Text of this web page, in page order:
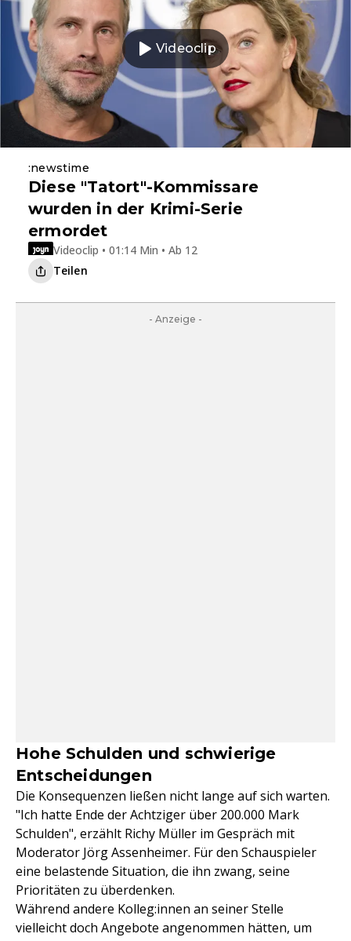
Videoclip
:newstime
Diese "Tatort"-Kommissare
wurden in der Krimi-Serie
ermordet
Videoclip • 01:14 Min • Ab 12
Teilen
- Anzeige -
Hohe Schulden und schwierige
Entscheidungen
Die Konsequenzen ließen nicht lange auf sich warten.
"Ich hatte Ende der Achtziger über 200.000 Mark
Schulden", erzählt Richy Müller im Gespräch mit
Moderator Jörg Assenheimer. Für den Schauspieler
eine belastende Situation, die ihn zwang, seine
Prioritäten zu überdenken.
Während andere Kolleg:innen an seiner Stelle
vielleicht doch Angebote angenommen hätten, um